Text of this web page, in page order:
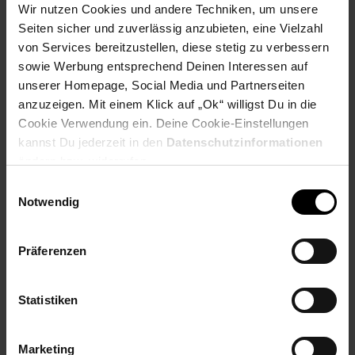
Wir nutzen Cookies und andere Techniken, um unsere
Seiten sicher und zuverlässig anzubieten, eine Vielzahl
von Services bereitzustellen, diese stetig zu verbessern
sowie Werbung entsprechend Deinen Interessen auf
unserer Homepage, Social Media und Partnerseiten
anzuzeigen. Mit einem Klick auf „Ok“ willigst Du in die
Cookie Verwendung ein. Deine Cookie-Einstellungen
kannst Du jederzeit in den Datenschutzinformationen
Notwendig
Präferenzen
Statistiken
Marketing
Fußzeile
Weitere Online-Angebote
Netto Reisen TV-Shop Weinwelt